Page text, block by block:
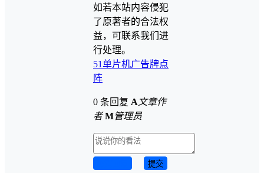
如若本站内容侵犯
了原著者的合法权
益，可联系我们进
行处理。
51单片机广告牌点
阵
0 条回复 A 文章作
者 M管理员
提交